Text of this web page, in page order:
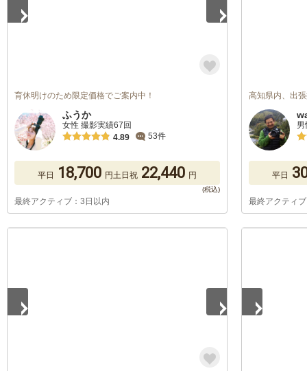
育休明けのため限定価格でご案内中！
ふうか
女性 撮影実績67回
4.89
53件
平日 18,700 円土日祝 22,440 円
最終アクティブ：3日以内
高知県内、出
男
平日
最終アクティ